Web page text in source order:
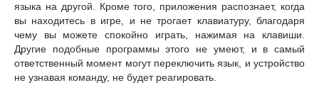
языка на другой. Кроме того, приложения распознает, когда
вы находитесь в игре, и не трогает клавиатуру, благодаря
чему вы можете спокойно играть, нажимая на клавиши.
Другие подобные программы этого не умеют, и в самый
ответственный момент могут переключить язык, и устройство
не узнавая команду, не будет реагировать.